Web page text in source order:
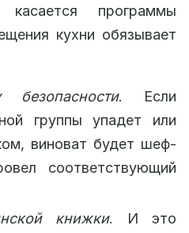
программы
кухни обязывает
безопасности. Если
группы упадет или
виноват будет шеф-
соответствующий
книжки. И это